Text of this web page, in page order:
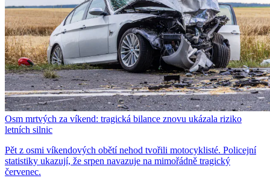
Osm mrtvých za víkend: tragická bilance znovu ukázala riziko
letních silnic
Pět z osmi víkendových obětí nehod tvořili motocyklisté. Policejní
statistiky ukazují, že srpen navazuje na mimořádně tragický
červenec.